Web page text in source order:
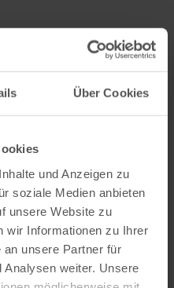
Über Cookies
und Anzeigen zu
soziale Medien anbieten
unsere Website zu
wir Informationen zu Ihrer
an unsere Partner für
Analysen weiter. Unsere